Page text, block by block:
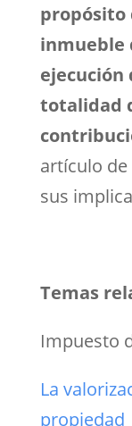
propósito
inmueble
ejecución
totalidad
artículo de
sus
Temas
Impuesto
La
propiedad